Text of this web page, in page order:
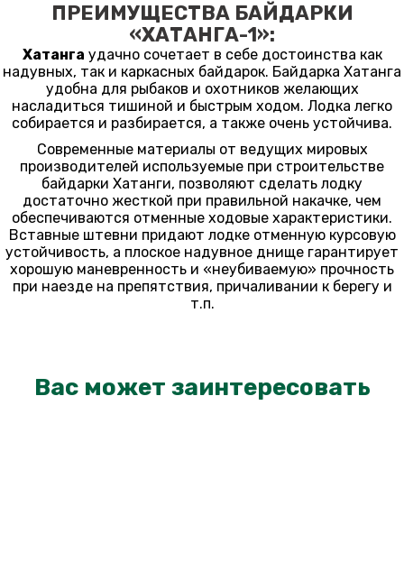
ПРЕИМУЩЕСТВА БАЙДАРКИ
«ХАТАНГА-1»:
Хатанга удачно сочетает в себе достоинства как
надувных, так и каркасных байдарок. Байдарка Хатанга
удобна для рыбаков и охотников желающих
насладиться тишиной и быстрым ходом. Лодка легко
собирается и разбирается, а также очень устойчива.
Современные материалы от ведущих мировых
производителей используемые при строительстве
байдарки Хатанги, позволяют сделать лодку
достаточно жесткой при правильной накачке, чем
обеспечиваются отменные ходовые характеристики.
Вставные штевни придают лодке отменную курсовую
устойчивость, а плоское надувное днище гарантирует
хорошую маневренность и «неубиваемую» прочность
при наезде на препятствия, причаливании к берегу и
т.п.
Вас может заинтересовать